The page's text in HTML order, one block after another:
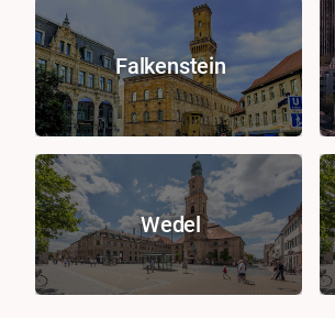
Falkenstein
Wedel